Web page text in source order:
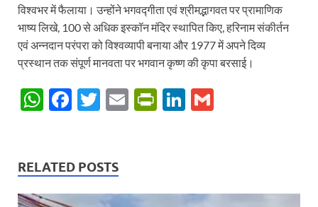
विश्वभर में फैलाया। उन्होंने भगवद्गीता एवं श्रीमद्भागवत पर प्रामाणिक
भाष्य लिखे, 100 से अधिक इस्कॉन मंदिर स्थापित किए, हरिनाम संकीर्तन
एवं अन्नदान परंपरा को विश्वव्यापी बनाया और 1977 में अपने दिव्य
प्रस्थान तक संपूर्ण मानवता पर भगवान कृष्ण की कृपा बरसाई।
W
s
A
F
b
o
T
er
E
P
ie
Li
dI
RELATED POSTS